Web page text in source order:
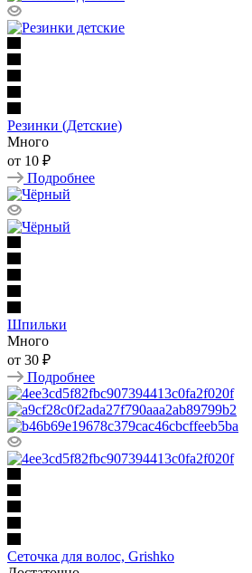
Резинки (Детские)
Много
от 10 ₽
Подробнее
Шпильки
Много
от 30 ₽
Подробнее
Сеточка для волос, Grishko